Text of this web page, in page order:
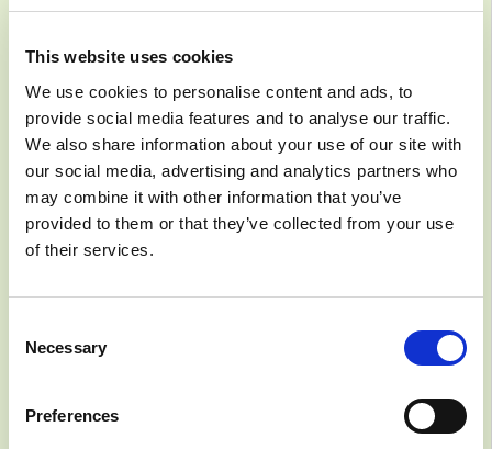
This website uses cookies
We use cookies to personalise content and ads, to
provide social media features and to analyse our traffic.
We also share information about your use of our site with
our social media, advertising and analytics partners who
may combine it with other information that you’ve
provided to them or that they’ve collected from your use
of their services.
Selection
Necessary
Preferences
GenAI film 4:
Ansvarsfull AI-
användning
11/29/2024 MODULE/ SESSION
Owned by:AI Sweden